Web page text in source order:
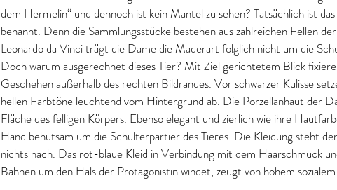
dem Hermelin“ und dennoch ist kein Mantel zu sehen? Tatsächlich ist
benannt. Denn die Sammlungsstücke bestehen aus zahlreichen Fellen
Leonardo da Vinci trägt die Dame die Maderart folglich nicht um die
Doch warum ausgerechnet dieses Tier? Mit Ziel gerichtetem Blick
Geschehen außerhalb des rechten Bildrandes. Vor schwarzer Kulisse
hellen Farbtöne leuchtend vom Hintergrund ab. Die Porzellanhaut der
Fläche des felligen Körpers. Ebenso elegant und zierlich wie ihre
Hand behutsam um die Schulterpartier des Tieres. Die Kleidung steht
nichts nach. Das rot-blaue Kleid in Verbindung mit dem Haarschmuck
Bahnen um den Hals der Protagonistin windet, zeugt von hohem